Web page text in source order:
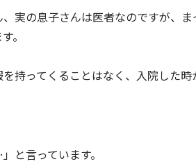
実の息子さんは医者なのですが、
。
持ってくることはなく、入院した時
と言っています。